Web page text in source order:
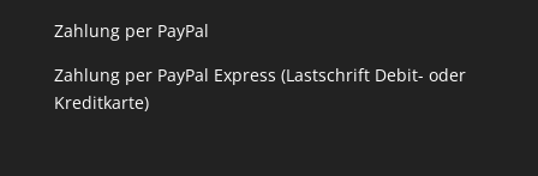
Zahlung per PayPal
Zahlung per PayPal Express (Lastschrift Debit- oder
Kreditkarte)